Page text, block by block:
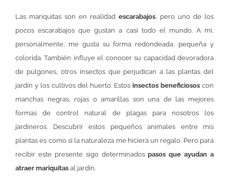
Las mariquitas son en realidad escarabajos, pero uno de los
pocos escarabajos que gustan a casi todo el mundo. A mi,
personalmente, me gusta su forma redondeada, pequeña y
colorida. También influye el conocer su capacidad devoradora
de pulgones, otros insectos que perjudican a las plantas del
jardín y los cultivos del huerto. Estos insectos beneficiosos con
manchas negras, rojas o amarillas son una de las mejores
formas de control natural de plagas para nosotros los
jardineros. Descubrir estos pequeños animales entre mis
plantas es como si la naturaleza me hiciera un regalo. Pero para
recibir este presente sigo determinadospasos que ayudan a
atraer mariquitas al jardín.